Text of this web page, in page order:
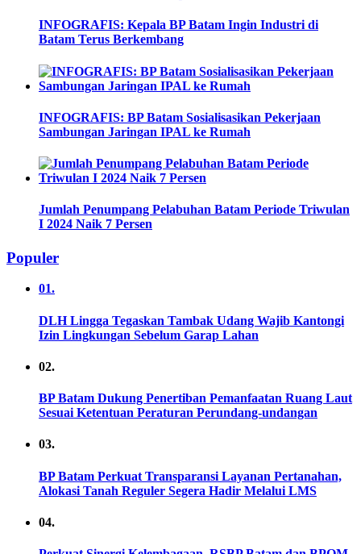
INFOGRAFIS: Kepala BP Batam Ingin Industri di
Batam Terus Berkembang
INFOGRAFIS: BP Batam Sosialisasikan Pekerjaan
Sambungan Jaringan IPAL ke Rumah
Jumlah Penumpang Pelabuhan Batam Periode Triwulan
I 2024 Naik 7 Persen
Populer
01.
DLH Lingga Tegaskan Tambak Udang Wajib Kantongi
Izin Lingkungan Sebelum Garap Lahan
02.
BP Batam Dukung Penertiban Pemanfaatan Ruang Laut
Sesuai Ketentuan Peraturan Perundang-undangan
03.
BP Batam Perkuat Transparansi Layanan Pertanahan,
Alokasi Tanah Reguler Segera Hadir Melalui LMS
04.